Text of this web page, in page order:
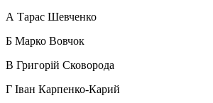
А Тарас Шевченко
Б Марко Вовчок
В Григорій Сковорода
Г Іван Карпенко-Карий